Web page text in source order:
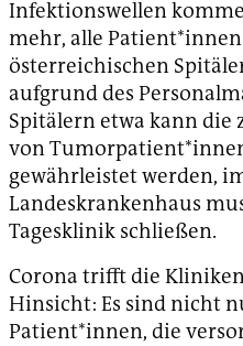
Infektionswellen
mehr, alle
österreichischen
aufgrund des
Spitälern etwa kann die
von
gewährleistet werden,
Landeskrankenhaus
Tagesklinik schließen.
Corona trifft die
Hinsicht: Es sind nicht
Patient*innen, die